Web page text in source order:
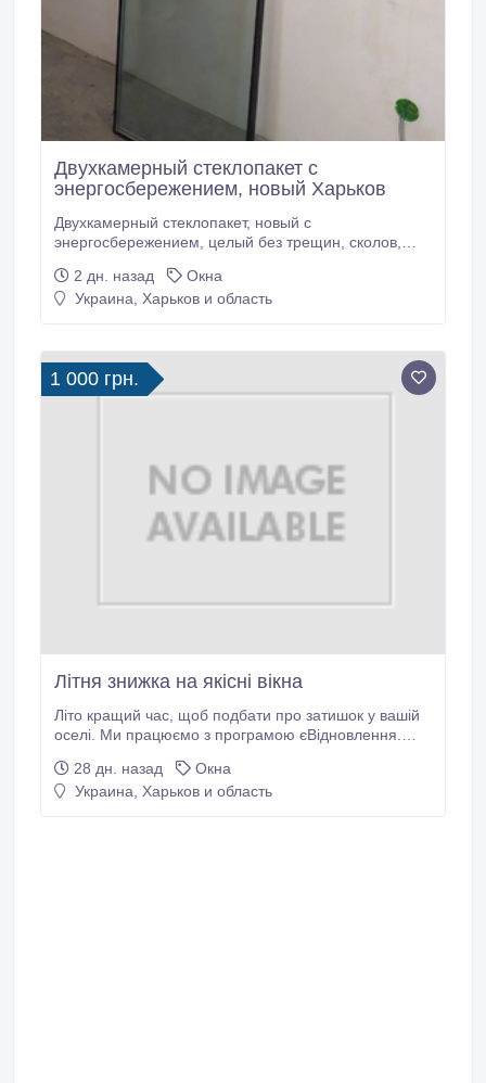
Двухкамерный стеклопакет с
энергосбережением, новый Харьков
Двухкамерный стеклопакет, новый с
энергосбережением, целый без трещин, сколов,
стекло, есть раковинки от ожога грунтовкой).
2 дн. назад
Окна
Украина, Харьков и область
1 000 грн.
Літня знижка на якісні вікна
Літо кращий час, щоб подбати про затишок у вашій
оселі. Ми працюємо з програмою єВідновлення.
профільних системах VEKA, REHAU, WDS, москітні
сітки, підвіконня, жалюзі. Займаємось заміною
28 дн. назад
Окна
Украина, Харьков и область